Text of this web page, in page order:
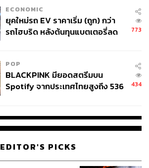
ECONOMIC
ยุคใหม่รถ EV ราคาเริ่ม (ถูก) กว่า
รถไฮบริด หลังต้นทุนแบตเตอรี่ลด
773
POP
BLACKPINK มียอดสตรีมบน
Spotify จากประเทศไทยสูงถึง 536
434
EDITOR'S PICKS